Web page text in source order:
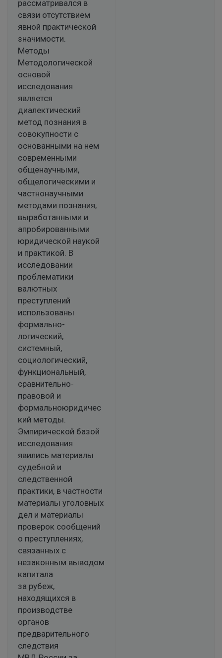
рассматривался в
связи отсутствием
явной практической
значимости.
Методы
Методологической
основой
исследования
является
диалектический
метод познания в
совокупности с
основанными на нем
современными
общенаучными,
общелогическими и
частнонаучными
методами познания,
выработанными и
апробированными
юридической наукой
и практикой. В
исследовании
проблематики
валютных
преступлений
использованы
формально-
логический,
системный,
социологический,
функциональный,
сравнительно-
правовой и
формальноюридичес
кий методы.
Эмпирической базой
исследования
явились материалы
судебной и
следственной
практики, в частности
материалы уголовных
дел и материалы
проверок сообщений
о преступлениях,
связанных с
незаконным выводом
капитала
за рубеж,
находящихся в
производстве
органов
предварительного
следствия